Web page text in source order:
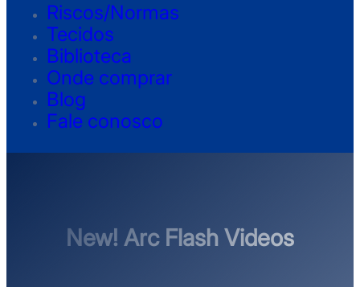
Riscos/Normas
Tecidos
Biblioteca
Onde comprar
Blog
Fale conosco
New! Arc Flash Videos